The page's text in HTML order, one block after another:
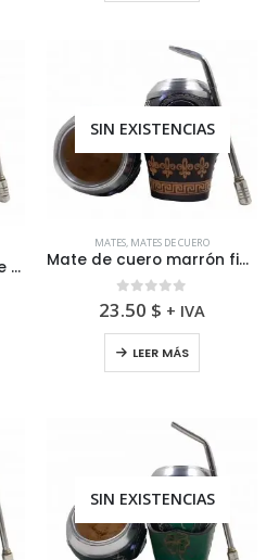
Mate de cuero figura de caballo mas base y bombilla
SIN EXISTENCIAS
MATES, MATES DE CUERO
Mate de cuero marrón figura flor de lis mas base y bombilla
0fuera de 5
23.50 $ + IVA
LEER MÁS
SIN EXISTENCIAS